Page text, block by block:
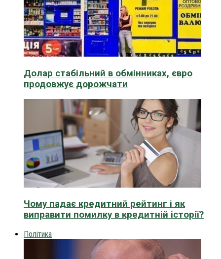
Долар стабільний в обмінниках, євро
продовжує дорожчати
Чому падає кредитний рейтинг і як
виправити помилку в кредитній історії?
Політика